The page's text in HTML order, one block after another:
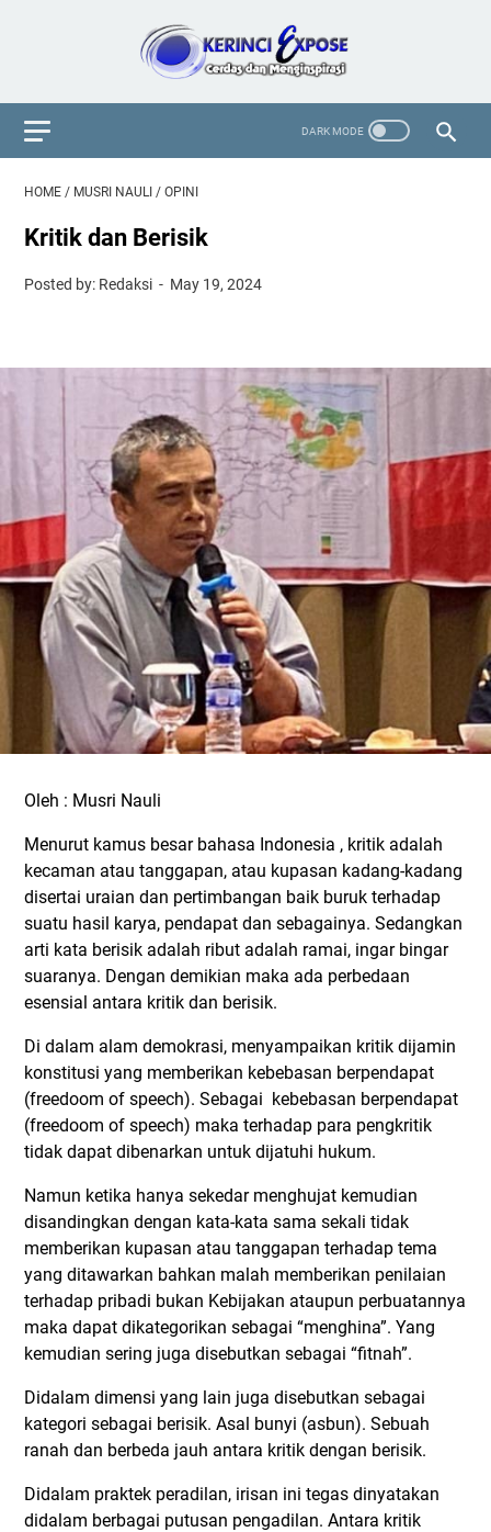
HOME / MUSRI NAULI / OPINI
Kritik dan Berisik
Posted by: Redaksi May 19, 2024
Oleh : Musri Nauli
Menurut kamus besar bahasa Indonesia , kritik adalah
kecaman atau tanggapan, atau kupasan kadang-kadang
disertai uraian dan pertimbangan baik buruk terhadap
suatu hasil karya, pendapat dan sebagainya. Sedangkan
arti kata berisik adalah ribut adalah ramai, ingar bingar
suaranya. Dengan demikian maka ada perbedaan
esensial antara kritik dan berisik.
Di dalam alam demokrasi, menyampaikan kritik dijamin
konstitusi yang memberikan kebebasan berpendapat
(freedoom of speech). Sebagai kebebasan berpendapat
(freedoom of speech) maka terhadap para pengkritik
tidak dapat dibenarkan untuk dijatuhi hukum.
Namun ketika hanya sekedar menghujat kemudian
disandingkan dengan kata-kata sama sekali tidak
memberikan kupasan atau tanggapan terhadap tema
yang ditawarkan bahkan malah memberikan penilaian
terhadap pribadi bukan Kebijakan ataupun perbuatannya
maka dapat dikategorikan sebagai “menghina”. Yang
kemudian sering juga disebutkan sebagai “fitnah”.
Didalam dimensi yang lain juga disebutkan sebagai
kategori sebagai berisik. Asal bunyi (asbun). Sebuah
ranah dan berbeda jauh antara kritik dengan berisik.
Didalam praktek peradilan, irisan ini tegas dinyatakan
didalam berbagai putusan pengadilan. Antara kritik